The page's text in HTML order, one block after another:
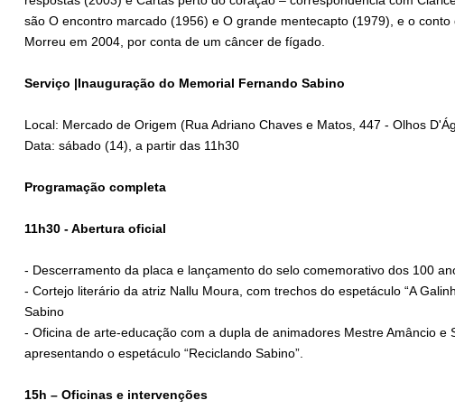
são O encontro marcado (1956) e O grande mentecapto (1979), e o
Morreu em 2004, por conta de um câncer de fígado.
Serviço |Inauguração do Memorial Fernando Sabino
Local: Mercado de Origem (Rua Adriano Chaves e Matos, 447 - Olhos
Data: sábado (14), a partir das 11h30
Programação completa
11h30 - Abertura oficial
- Descerramento da placa e lançamento do selo comemorativo dos 100
- Cortejo literário da atriz Nallu Moura, com trechos do espetáculo “A
Sabino
- Oficina de arte-educação com a dupla de animadores Mestre Amâncio e
apresentando o espetáculo “Reciclando Sabino”.
15h – Oficinas e intervenções